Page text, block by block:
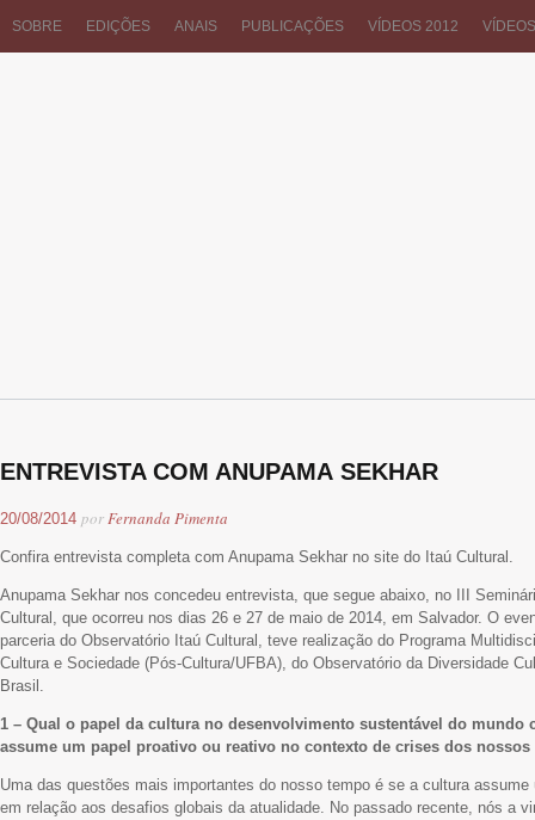
SOBRE EDIÇÕES ANAIS PUBLICAÇÕES VÍDEOS 2012
ENTREVISTA COM ANUPAMA SEKHAR
20/08/2014 porFernanda Pimenta
Confira entrevista completa com Anupama Sekhar no site do Itaú Cultural.
Anupama Sekhar nos concedeu entrevista, que segue abaixo, no III
Cultural, que ocorreu nos dias 26 e 27 de maio de 2014, em Salvador. O
parceria do Observatório Itaú Cultural, teve realização do Programa
Cultura e Sociedade (Pós-Cultura/UFBA), do Observatório da Diversidade
Brasil.
1 – Qual o papel da cultura no desenvolvimento sustentável do mundo
assume um papel proativo ou reativo no contexto de crises dos nossos
Uma das questões mais importantes do nosso tempo é se a cultura
em relação aos desafios globais da atualidade. No passado recente, nós a